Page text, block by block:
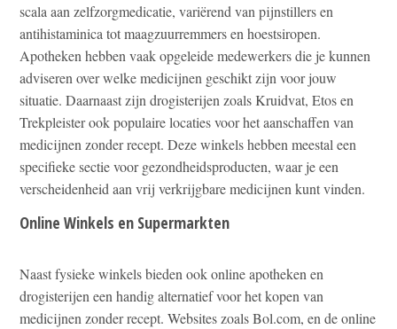
scala aan zelfzorgmedicatie, variërend van pijnstillers en
antihistaminica tot maagzuurremmers en hoestsiropen.
Apotheken hebben vaak opgeleide medewerkers die je kunnen
adviseren over welke medicijnen geschikt zijn voor jouw
situatie. Daarnaast zijn drogisterijen zoals Kruidvat, Etos en
Trekpleister ook populaire locaties voor het aanschaffen van
medicijnen zonder recept. Deze winkels hebben meestal een
specifieke sectie voor gezondheidsproducten, waar je een
verscheidenheid aan vrij verkrijgbare medicijnen kunt vinden.
Online Winkels en Supermarkten
Naast fysieke winkels bieden ook online apotheken en
drogisterijen een handig alternatief voor het kopen van
medicijnen zonder recept. Websites zoals Bol.com, en de online